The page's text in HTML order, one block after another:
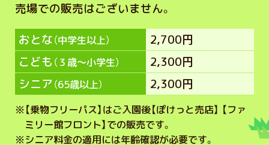
売場での販売はございません。
おとな（中学生以上）
2,700円
こども （３歳～小学生）
2,300円
シニア （65歳以上） 2,300円
※【乗物フリーパス】はご入園後【ぽけっと売店】 【ファ
ミリー館フロント】での販売です。
※シニア料金の適用には年齢確認が必要です。